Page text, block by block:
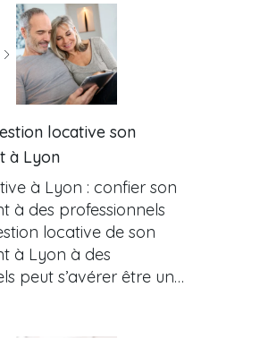
locative son
à Lyon
à Lyon : confier son
à des professionnels
locative de son
à Lyon à des
peut s’avérer être un…